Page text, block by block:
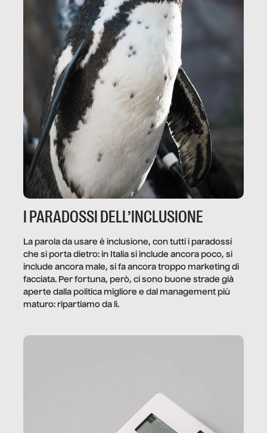
I PARADOSSI DELL’INCLUSIONE
La parola da usare è inclusione, con tutti i paradossi
che si porta dietro: in Italia si include ancora poco, si
include ancora male, si fa ancora troppo marketing di
facciata. Per fortuna, però, ci sono buone strade già
aperte dalla politica migliore e dal management più
maturo: ripartiamo da lì.